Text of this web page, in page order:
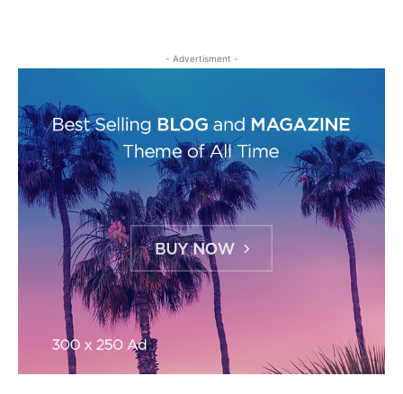
- Advertisment -